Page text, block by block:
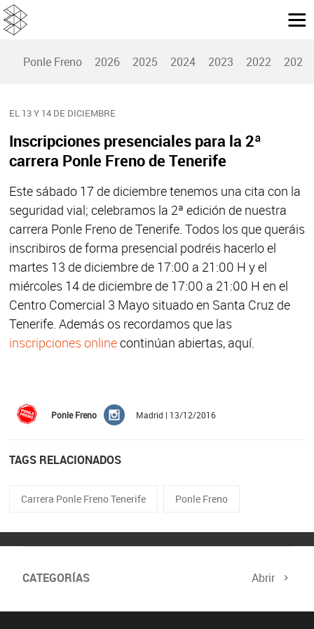
Ponle Freno 2026 2025 2024 2023 2022 2021
EL 13 Y 14 DE DICIEMBRE
Inscripciones presenciales para la 2ª
carrera Ponle Freno de Tenerife
Este sábado 17 de diciembre tenemos una cita con la
seguridad vial; celebramos la 2ª edición de nuestra
carrera Ponle Freno de Tenerife. Todos los que queráis
inscribiros de forma presencial podréis hacerlo el
martes 13 de diciembre de 17:00 a 21:00 H y el
miércoles 14 de diciembre de 17:00 a 21:00 H en el
Centro Comercial 3 Mayo situado en Santa Cruz de
Tenerife. Además os recordamos que las
inscripciones onlinecontinúan abiertas, aquí.
Ponle Freno Madrid | 13/12/2016
TAGS RELACIONADOS
Carrera Ponle Freno Tenerife Ponle Freno
CATEGORÍAS Abrir